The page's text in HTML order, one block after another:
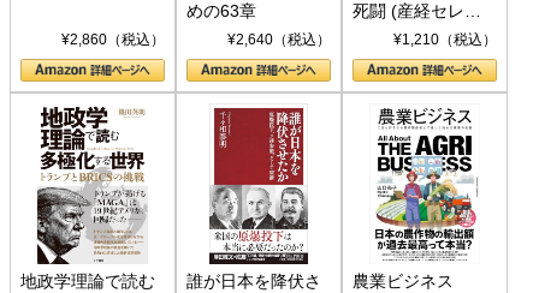
¥2,860（税込）
めの63章
¥2,640（税込）
死闘 (産経セレク
ト S 039)¥1,210（税込）
地政学理論で読む
誰が日本を降伏さ
農業ビジネス